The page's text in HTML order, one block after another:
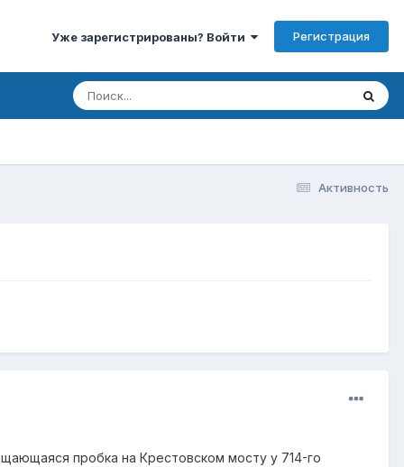
Уже зарегистрированы? Войти Регистрация
Активность
пробка на Крестовском мосту у 714-го